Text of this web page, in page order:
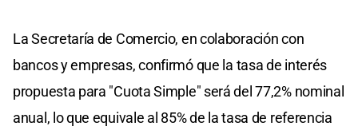
La Secretaría de Comercio, en colaboración con
bancos y empresas, confirmó que la tasa de interés
propuesta para "Cuota Simple" será del 77,2% nominal
anual, lo que equivale al 85% de la tasa de referencia